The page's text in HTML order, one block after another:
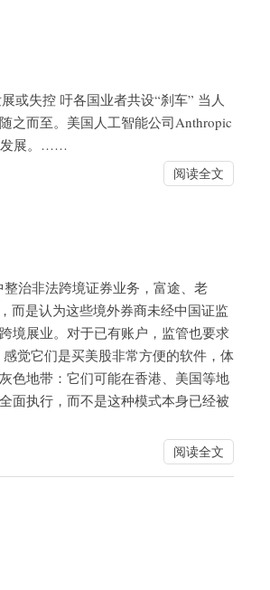
或失控 吁各国业者共设“刹车” 当人
之而至。美国人工智能公司Anthropic
发展。……
阅读全文
治非法跨境证券业务，富途、老
而是认为这些境外券商未经中国证监
境展业。对于已有账户，监管也要求
觉它们是买美股非常方便的软件，体
色地带：它们可能在香港、美国等地
面执行，而不是这种模式本身已经被
阅读全文